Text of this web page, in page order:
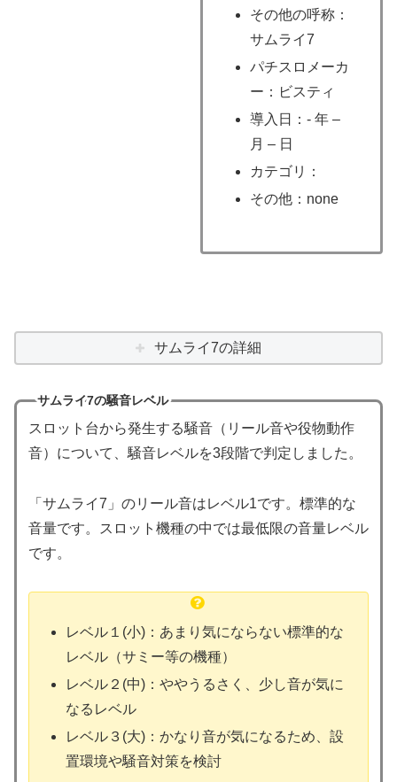
その他の呼称：
サムライ7
パチスロメーカ
ー：ビスティ
導入日：- 年 –
月 – 日
カテゴリ：
その他：none
サムライ7の詳細
サムライ7の騒音レベル
スロット台から発生する騒音（リール音や役物動作
音）について、騒音レベルを3段階で判定しました。
「サムライ7」のリール音はレベル1です。標準的な
音量です。スロット機種の中では最低限の音量レベル
です。
レベル１(小)：あまり気にならない標準的な
レベル（サミー等の機種）
レベル２(中)：ややうるさく、少し音が気に
なるレベル
レベル３(大)：かなり音が気になるため、設
置環境や騒音対策を検討